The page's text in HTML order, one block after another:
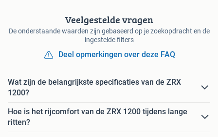
Veelgestelde vragen
De onderstaande waarden zijn gebaseerd op je zoekopdracht en de
ingestelde filters
Deel opmerkingen over deze FAQ
Wat zijn de belangrijkste specificaties van de ZRX
1200?
Hoe is het rijcomfort van de ZRX 1200 tijdens lange
ritten?